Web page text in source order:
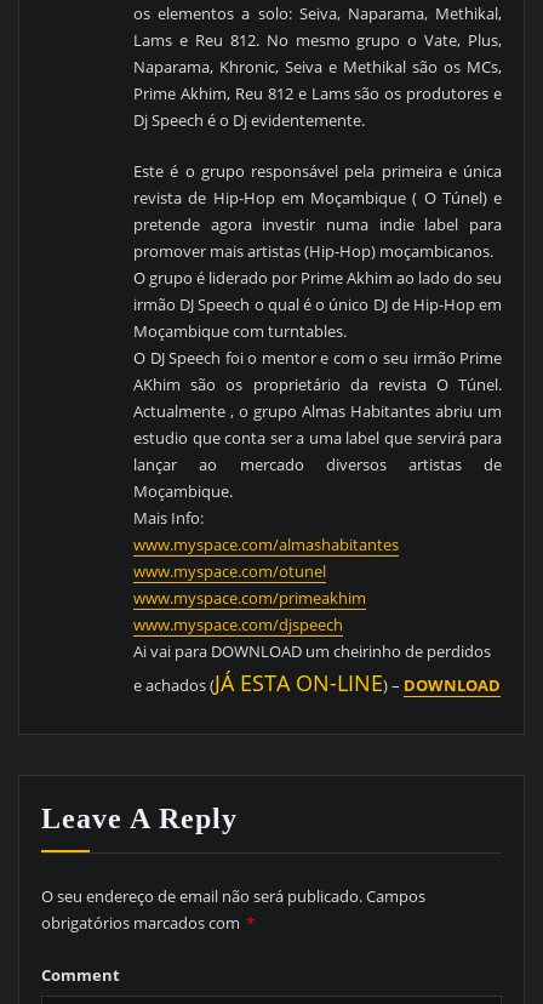
os elementos a solo: Seiva, Naparama, Methikal,
Lams e Reu 812. No mesmo grupo o Vate, Plus,
Naparama, Khronic, Seiva e Methikal são os MCs,
Prime Akhim, Reu 812 e Lams são os produtores e
Dj Speech é o Dj evidentemente.
Este é o grupo responsável pela primeira e única
revista de Hip-Hop em Moçambique ( O Túnel) e
pretende agora investir numa indie label para
promover mais artistas (Hip-Hop) moçambicanos.
O grupo é liderado por Prime Akhim ao lado do seu
irmão DJ Speech o qual é o único DJ de Hip-Hop em
Moçambique com turntables.
O DJ Speech foi o mentor e com o seu irmão Prime
AKhim são os proprietário da revista O Túnel.
Actualmente , o grupo Almas Habitantes abriu um
estudio que conta ser a uma label que servirá para
lançar ao mercado diversos artistas de
Moçambique.
Mais Info:
www.myspace.com/almashabitantes
www.myspace.com/otunel
www.myspace.com/primeakhim
www.myspace.com/djspeech
Ai vai para DOWNLOAD um cheirinho de perdidos
e achados (JÁ ESTA ON-LINE) – DOWNLOAD
Leave A Reply
O seu endereço de email não será publicado.Campos
obrigatórios marcados com *
Comment